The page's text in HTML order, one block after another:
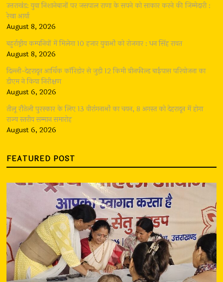
उत्तराखंड: युवा निशानेबाजों पर जसपाल राणा के सपने को साकार करने की जिम्मेदारी :
रेखा आर्या
August 8, 2026
बहुर्राष्ट्रीय कम्पनियों में मिलेगा 10 हजार युवाओं को रोजगार : धन सिंह रावत
August 8, 2026
दिल्ली-देहरादून आर्थिक कॉरिडोर से जुड़ी 12 किमी ग्रीनफील्ड बाईपास परियोजना का
डीएम ने किया निरीक्षण
August 6, 2026
तीलू रौतेली पुरस्कार के लिए 13 वीरांगनाओं का चयन, 8 अगस्त को देहरादून में होगा
राज्य स्तरीय सम्मान समारोह
August 6, 2026
FEATURED POST